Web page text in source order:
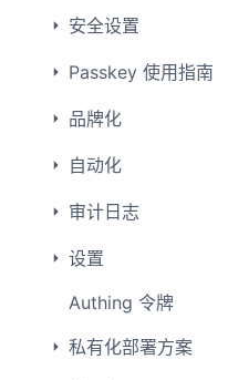
安全设置
Passkey 使用指南
品牌化
自动化
审计日志
设置
Authing 令牌
私有化部署方案